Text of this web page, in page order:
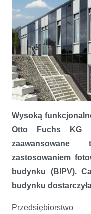
Wysoką
Otto Fuchs KG
zastosowaniem
budynku (BIPV).
budynku
Przedsiębiorstwo